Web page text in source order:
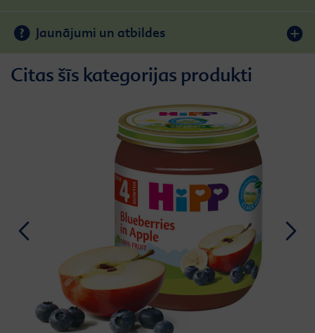
Jaunājumi un atbildes
Citas šīs kategorijas produkti